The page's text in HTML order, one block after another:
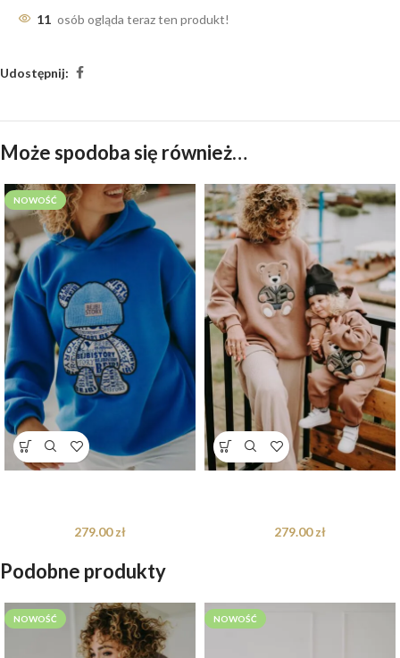
11 osób ogląda teraz ten produkt!
Udostępnij:
Może spodoba się również…
NOWOŚĆ
279.00zł 279.00zł
Podobne produkty
NOWOŚĆ NOWOŚĆ